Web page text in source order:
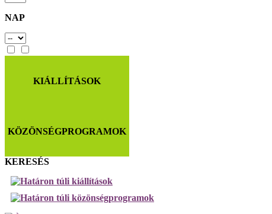
NAP
KIÁLLÍTÁSOK
KÖZÖNSÉGPROGRAMOK
KERESÉS